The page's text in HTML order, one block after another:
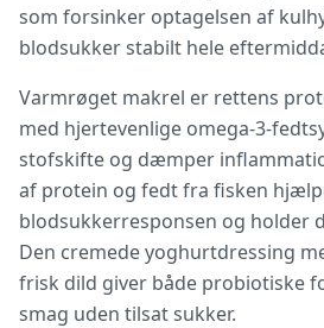
som forsinker optagelsen af
blodsukker stabilt hele
Varmrøget makrel er rettens
med hjertevenlige omega-3-
stofskifte og dæmper
af protein og fedt fra fisken
blodsukkerresponsen og holder
Den cremede yoghurtdressing
frisk dild giver både probiotiske
smag uden tilsat sukker.